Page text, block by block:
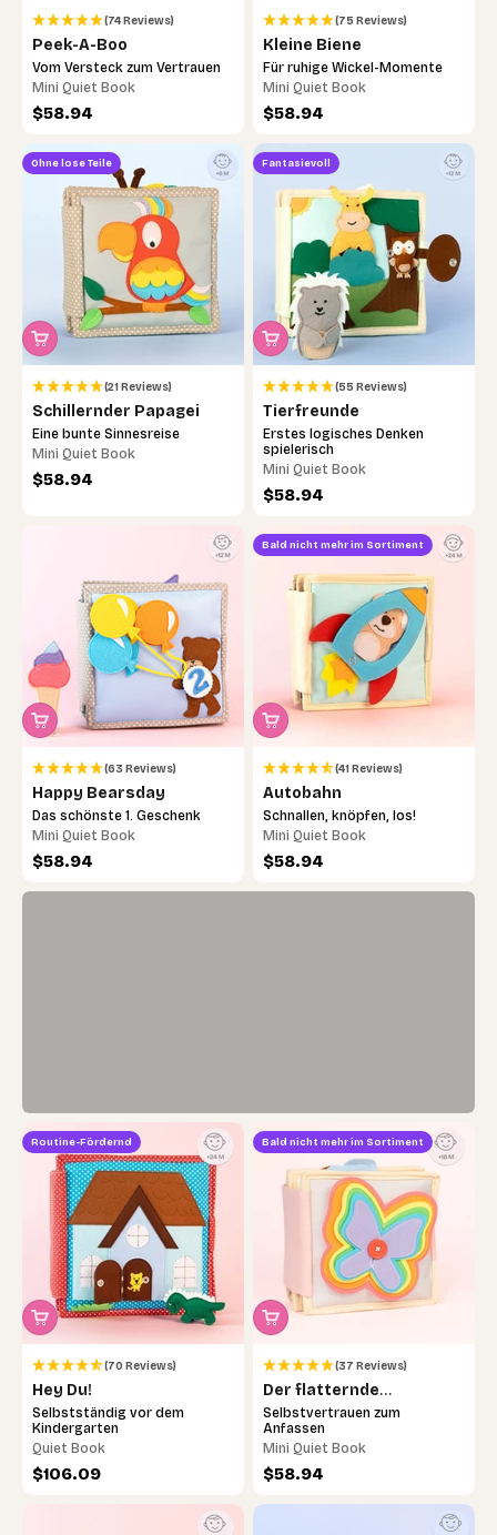
(74 Reviews)
Peek-A-Boo
Vom Versteck zum Vertrauen
Mini Quiet Book
Angebot
$58.94
(75 Reviews)
Kleine Biene
Für ruhige Wickel-Momente
Mini Quiet Book
Angebot
$58.94
Ohne lose Teile
(21 Reviews)
Schillernder Papagei
Eine bunte Sinnesreise
Mini Quiet Book
Angebot
$58.94
Fantasievoll
(55 Reviews)
Tierfreunde
Erstes logisches Denken
spielerisch
Mini Quiet Book
Angebot
$58.94
(63 Reviews)
Happy Bearsday
Das schönste 1. Geschenk
Mini Quiet Book
Angebot
$58.94
Noch unsicher, welches das richtige ist?
Mach das 30-Sekunden-Quiz – wir finden
gemeinsam das passende Lernspielzeug.
Jetzt loslegen →
Bald nicht mehr im Sortiment
(41 Reviews)
Autobahn
Schnallen, knöpfen, los!
Mini Quiet Book
Angebot
$58.94
Routine-Fördernd
(70 Reviews)
Hey Du!
Selbstständig vor dem
Kindergarten
Quiet Book
Angebot
$106.09
Bald nicht mehr im Sortiment
(37 Reviews)
Der flatternde
Schmetterling
Selbstvertrauen zum
Anfassen
Mini Quiet Book
Angebot
$58.94